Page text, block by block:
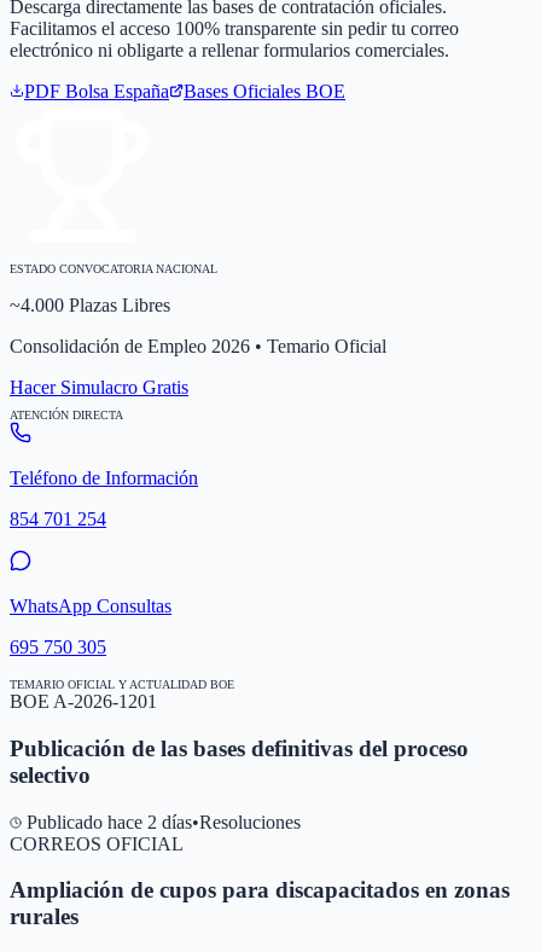
Descarga directamente las bases de contratación oficiales.
Facilitamos el acceso 100% transparente sin pedir tu correo
electrónico ni obligarte a rellenar formularios comerciales.
PDF Bolsa España Bases Oficiales BOE
ESTADO CONVOCATORIA NACIONAL
~4.000 Plazas Libres
Consolidación de Empleo 2026 • Temario Oficial
Hacer Simulacro Gratis
ATENCIÓN DIRECTA
Teléfono de Información
854 701 254
WhatsApp Consultas
695 750 305
TEMARIO OFICIAL Y ACTUALIDAD BOE
BOE A-2026-1201
Publicación de las bases definitivas del proceso
selectivo
Publicado hace 2 días•Resoluciones
CORREOS OFICIAL
Ampliación de cupos para discapacitados en zonas
rurales